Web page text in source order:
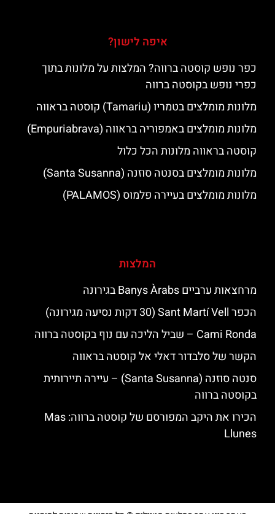
איפה לישון?
כפר נופש קוסטה ברווה? המלצות על מלונות בתוך
כפרי נופש בקוסטה ברווה
מלונות מומלצים בטמריו (Tamariu) קוסטה בראווה
מלונות מומלצים באמפוריה בראווה (Empuriabrava)
קוסטה בראווה מלונות הכל כלול
מלונות מומלצים בסנטה סוזנה (Santa Susanna)
מלונות מומלצים בעיירה פלמוס (PALAMOS)
המלצות
מרחצאות ערביים Banys Àrabs בגירונה
הכפר Sant Martí Vell (30 דקות נסיעה מגירונה)
‪‪Cami Ronda‬‬ – שביל הליכה עם נוף בקוסטה ברווה
הקשר של סלבדור דאלי אל קוסטה בראווה
סנטה סוזנה (Santa Susanna) – עיירה תיירותית
בקוסטה ברווה
הכירו את היקב המפורסם של קוסטה ברווה: ‪‪Mas
Llunes‬‬